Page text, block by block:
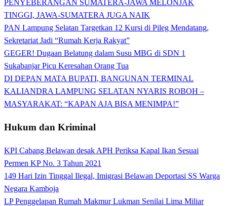
PENYEBERANGAN SUMATERA-JAWA MELONJAK
TINGGI, JAWA-SUMATERA JUGA NAIK
PAN Lampung Selatan Targetkan 12 Kursi di Pileg Mendatang,
Sekretariat Jadi “Rumah Kerja Rakyat”
GEGER! Dugaan Belatung dalam Susu MBG di SDN 1
Sukabanjar Picu Keresahan Orang Tua
DI DEPAN MATA BUPATI, BANGUNAN TERMINAL
KALIANDRA LAMPUNG SELATAN NYARIS ROBOH –
MASYARAKAT: “KAPAN AJA BISA MENIMPA!”
Hukum dan Kriminal
KPI Cabang Belawan desak APH Periksa Kapal Ikan Sesuai
Permen KP No. 3 Tahun 2021
149 Hari Izin Tinggal Ilegal, Imigrasi Belawan Deportasi SS Warga
Negara Kamboja
LP Penggelapan Rumah Makmur Lukman Senilai Lima Miliar